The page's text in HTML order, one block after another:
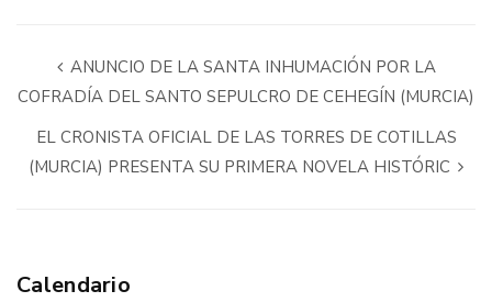
ANUNCIO DE LA SANTA INHUMACIÓN POR LA
COFRADÍA DEL SANTO SEPULCRO DE CEHEGÍN (MURCIA)
EL CRONISTA OFICIAL DE LAS TORRES DE COTILLAS
(MURCIA) PRESENTA SU PRIMERA NOVELA HISTÓRIC
Calendario